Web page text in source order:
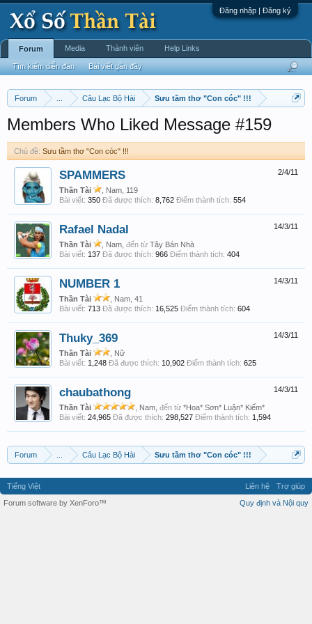
Đăng nhập | Đăng ký
Forum Câu Lạc Bộ Hài Sưu tầm thơ "Con cóc" !!!
Members Who Liked Message #159
Chủ đề: Sưu tầm thơ "Con cóc" !!!
2/4/11
SPAMMERS
Thần Tài
, Nam, 119
Bài viết: 350 Đã được thích: 8,762 Điểm thành tích: 554
14/3/11
Rafael Nadal
Thần Tài , Nam, đến từ Tây Bán Nhà
Bài viết: 137 Đã được thích: 966 Điểm thành tích: 404
14/3/11
NUMBER 1
Thần Tài
, Nam, 41
Bài viết: 713 Đã được thích: 16,525 Điểm thành tích: 604
14/3/11
Thuky_369
Thần Tài
, Nữ
Bài viết: 1,248 Đã được thích: 10,902 Điểm thành tích: 625
14/3/11
chaubathong
Thần Tài , Nam, đến từ *Hoa* Sơn* Luận* Kiếm*
Bài viết: 24,965 Đã được thích: 298,527 Điểm thành tích: 1,594
Forum Câu Lạc Bộ Hài Sưu tầm thơ "Con cóc" !!!
Forum
Tìm kiếm diễn đàn Bài viết gần đây
Media Thành viên Help Links
Tiếng Việt Liên hệ
Trợ giúp
Quy định và Nội quy
Forum software by XenForo™